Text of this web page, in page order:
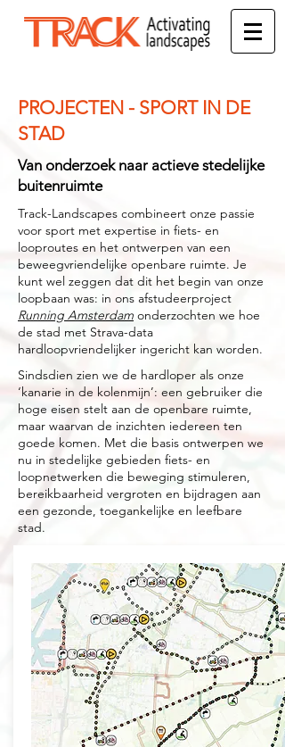
PROJECTEN - SPORT IN DE
STAD
Van onderzoek naar actieve stedelijke
buitenruimte
Track-Landscapes combineert onze passie
voor sport met expertise in fiets- en
looproutes en het ontwerpen van een
beweegvriendelijke openbare ruimte. Je
kunt wel zeggen dat dit het begin van onze
loopbaan was: in ons afstudeerproject
Running Amsterdam onderzochten we hoe
de stad met Strava-data
hardloopvriendelijker ingericht kan worden.
Sindsdien zien we de hardloper als onze
‘kanarie in de kolenmijn’: een gebruiker die
hoge eisen stelt aan de openbare ruimte,
maar waarvan de inzichten iedereen ten
goede komen. Met die basis ontwerpen we
nu in stedelijke gebieden fiets- en
loopnetwerken die beweging stimuleren,
bereikbaarheid vergroten en bijdragen aan
een gezonde, toegankelijke en leefbare
stad.